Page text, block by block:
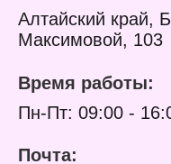
Алтайский край,
Максимовой, 103
Время работы:
Пн-Пт: 09:00 -
Почта: